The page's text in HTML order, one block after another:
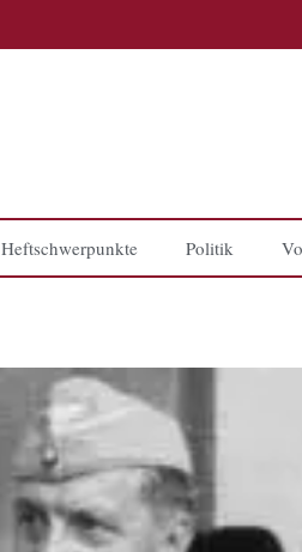
Heftschwerpunkte Politik